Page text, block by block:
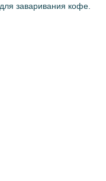
заваривания кофе.